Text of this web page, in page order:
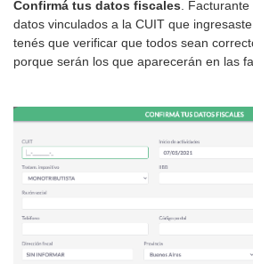
Confirmá tus datos fiscales .
datos vinculados a la CUIT que
tenés que verificar que todos sean
porque serán los que aparecerán en las